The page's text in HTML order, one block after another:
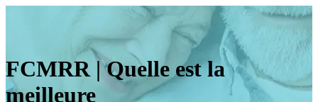
FCMRR | Quelle est la
meilleure